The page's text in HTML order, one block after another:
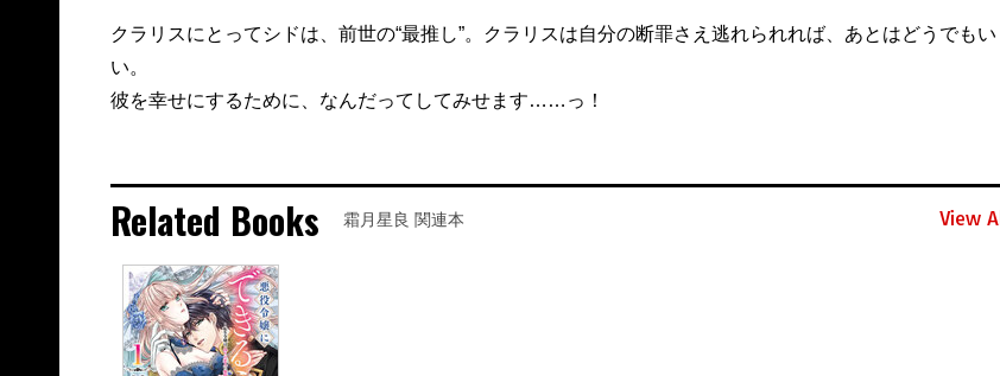
クラリスにとってシドは、前世の“最推し”。クラリスは自分の断罪さえ逃れられれば、あとはどうでもい
い。
彼を幸せにするために、なんだってしてみせます……っ！
Related Books 霜月星良 関連本 View All